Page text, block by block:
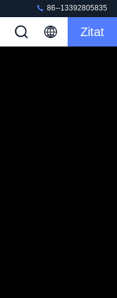
86--13392805835
Zitat